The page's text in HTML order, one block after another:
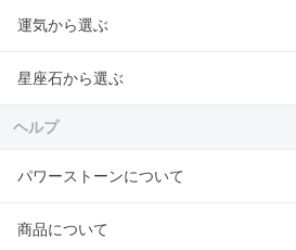
運気から選ぶ
星座石から選ぶ
ヘルプ
パワーストーンについて
商品について